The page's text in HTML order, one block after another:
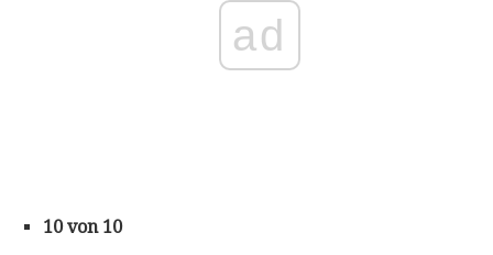
ad
10 von 10